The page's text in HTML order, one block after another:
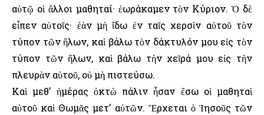
αὐτῷ οἱ ἄλλοι μαθηταί· ἑωράκαμεν τὸν Κύριον. Ὁ δὲ
εἶπεν αὐτοῖς· ἐὰν μὴ ἴδω ἐν ταῖς χερσὶν αὐτοῦ τὸν
τύπον τῶν ἥλων, καὶ βάλω τὸν δάκτυλόν μου εἰς τὸν
τύπον τῶν ἥλων, καὶ βάλω τὴν χεῖρά μου εἰς τὴν
πλευρὰν αὐτοῦ, οὐ μὴ πιστεύσω.
Καὶ μεθ’ ἡμέρας ὀκτὼ πάλιν ἦσαν ἔσω οἱ μαθηταὶ
αὐτοῦ καὶ Θωμᾶς μετ’ αὐτῶν. Ἔρχεται ὁ Ἰησοῦς τῶν